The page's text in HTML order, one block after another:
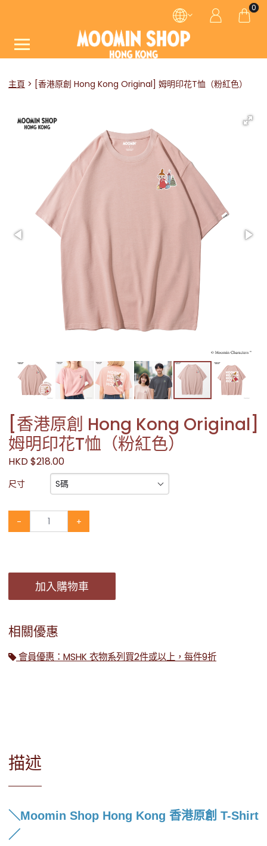
0
主頁 [香港原創 Hong Kong Original] 姆明印花T恤（粉紅色）
[香港原創 Hong Kong Original]
姆明印花T恤（粉紅色）
HKD $218.00
尺寸 S碼
- +
加入購物車
相關優惠
會員優惠：MSHK 衣物系列買2件或以上，每件9折
描述
＼Moomin Shop Hong Kong 香港原創 T-Shirt
／